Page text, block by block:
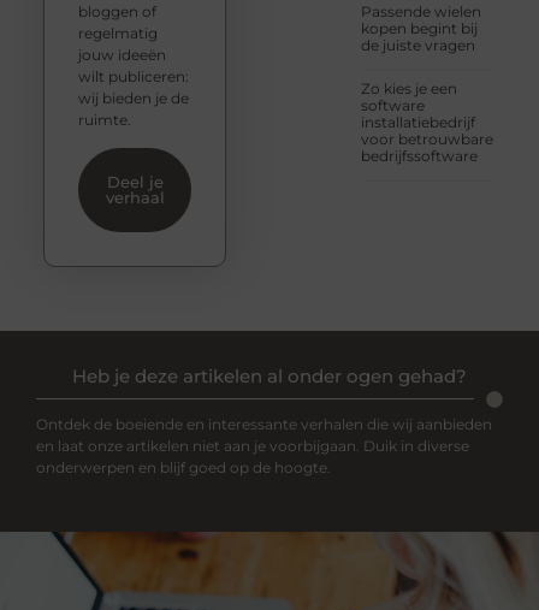
Passende wielen
kopen begint bij
de juiste vragen
Zo kies je een
software
installatiebedrijf
voor betrouwbare
bedrijfssoftware
bloggen of
regelmatig
jouw ideeën
wilt publiceren:
wij bieden je de
ruimte.
Deel je
verhaal
Heb je deze artikelen al onder ogen gehad?
Ontdek de boeiende en interessante verhalen die wij aanbieden
en laat onze artikelen niet aan je voorbijgaan. Duik in diverse
onderwerpen en blijf goed op de hoogte.